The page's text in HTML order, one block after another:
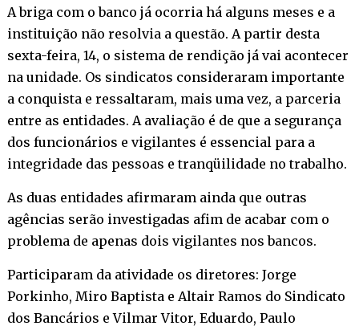
A briga com o banco já ocorria há alguns meses e a
instituição não resolvia a questão. A partir desta
sexta-feira, 14, o sistema de rendição já vai acontecer
na unidade. Os sindicatos consideraram importante
a conquista e ressaltaram, mais uma vez, a parceria
entre as entidades. A avaliação é de que a segurança
dos funcionários e vigilantes é essencial para a
integridade das pessoas e tranqüilidade no trabalho.
As duas entidades afirmaram ainda que outras
agências serão investigadas afim de acabar com o
problema de apenas dois vigilantes nos bancos.
Participaram da atividade os diretores: Jorge
Porkinho, Miro Baptista e Altair Ramos do Sindicato
dos Bancários e Vilmar Vitor, Eduardo, Paulo